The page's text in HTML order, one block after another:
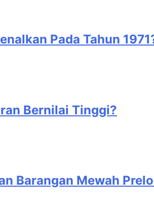
Pada Tahun
Bernilai Tinggi?
Barangan Mewah